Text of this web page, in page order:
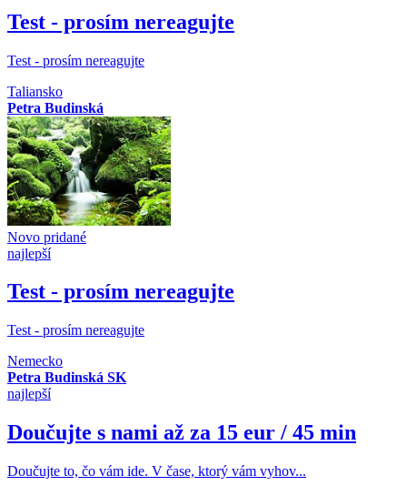
Test - prosím nereagujte
Test - prosím nereagujte
Taliansko
Petra Budinská
Novo pridané
najlepší
Test - prosím nereagujte
Test - prosím nereagujte
Nemecko
Petra Budinská SK
najlepší
Doučujte s nami až za 15 eur / 45 min
Doučujte to, čo vám ide. V čase, ktorý vám vyhov...